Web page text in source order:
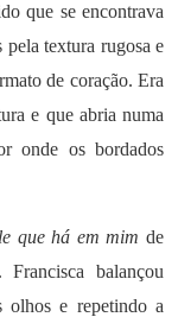
que se encontrava
pela textura rugosa e
de coração. Era
e que abria numa
onde os bordados
que há em mim de
balançou
olhos e repetindo a